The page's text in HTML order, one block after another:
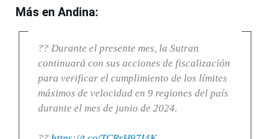
Más en Andina:
?? Durante el presente mes, la Sutran
continuará con sus acciones de fiscalización
para verificar el cumplimiento de los límites
máximos de velocidad en 9 regiones del país
durante el mes de junio de 2024.